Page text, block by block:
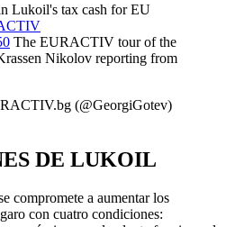
Lukoil's tax cash for EU
The EURACTIV tour of the
Nikolov reporting from
(@GeorgiGotev)
DE LUKOIL
compromete a aumentar los
con cuatro condiciones: